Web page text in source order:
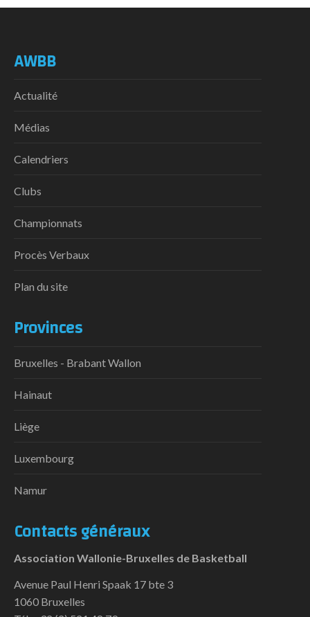
AWBB
Actualité
Médias
Calendriers
Clubs
Championnats
Procès Verbaux
Plan du site
Provinces
Bruxelles - Brabant Wallon
Hainaut
Liège
Luxembourg
Namur
Contacts généraux
Association Wallonie-Bruxelles de Basketball
Avenue Paul Henri Spaak 17 bte 3
1060 Bruxelles